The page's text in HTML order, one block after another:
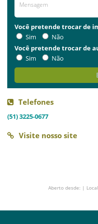
Você pretende trocar de
Sim
Não
Você pretende trocar de
Sim
Não
Telefones
(51) 3225-0677
Visite nosso site
Aberto desde: |